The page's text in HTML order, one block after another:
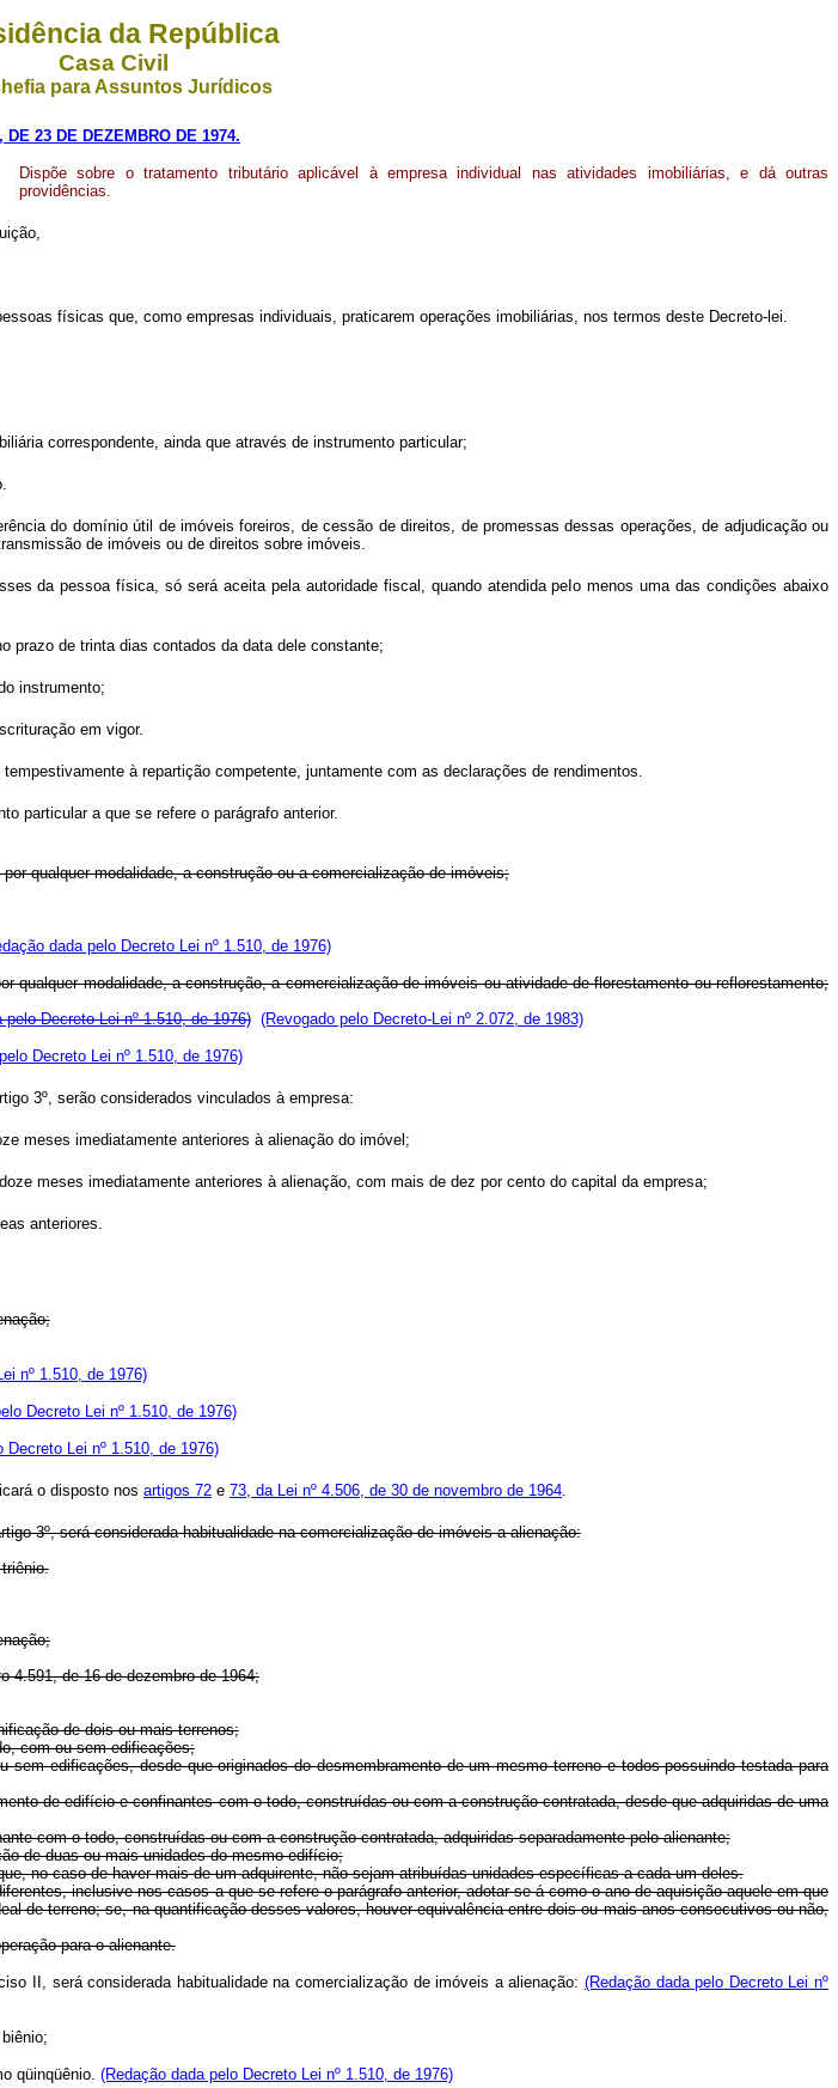
da República
Casa Civil
para Assuntos Jurídicos
DE 23 DE DEZEMBRO DE 1974.
Dispõe sobre o tratamento tributário aplicável à empresa individual nas atividades imobiliárias, e dá outras
providências.
físicas que, como empresas individuais, praticarem operações imobiliárias, nos termos deste Decreto-lei.
correspondente, ainda que através de instrumento particular;
do domínio útil de imóveis foreiros, de cessão de direitos, de promessas dessas operações, de adjudicação ou
de imóveis ou de direitos sobre imóveis.
da pessoa física, só será aceita pela autoridade fiscal, quando atendida peIo menos uma das condições abaixo
prazo de trinta dias contados da data dele constante;
instrumento;
em vigor.
à repartição competente, juntamente com as declarações de rendimentos.
particular a que se refere o parágrafo anterior.
qualquer modalidade, a construção ou a comercialização de imóveis;
dada pelo Decreto Lei nº 1.510, de 1976)
modalidade, a construção, a comercialização de imóveis ou atividade de florestamento ou reflorestamento;
pelo Decreto Lei nº 1.510, de 1976) (Revogado pelo Decreto-Lei nº 2.072, de 1983)
Decreto Lei nº 1.510, de 1976)
3º, serão considerados vinculados à empresa:
meses imediatamente anteriores à alienação do imóvel;
meses imediatamente anteriores à alienação, com mais de dez por cento do capital da empresa;
anteriores.
nº 1.510, de 1976)
Decreto Lei nº 1.510, de 1976)
Decreto Lei nº 1.510, de 1976)
o disposto nos artigos 72 e 73, da Lei nº 4.506, de 30 de novembro de 1964.
3º, será considerada habitualidade na comercialização de imóveis a alienação:
4.591, de 16 de dezembro de 1964;
de dois ou mais terrenos;
com ou sem edificações;
edificações, desde que originados do desmembramento de um mesmo terreno e todos possuindo testada para
de edifício e confinantes com o todo, construídas ou com a construção contratada, desde que adquiridas de uma
com o todo, construídas ou com a construção contratada, adquiridas separadamente pelo alienante;
de duas ou mais unidades do mesmo edifício;
no caso de haver mais de um adquirente, não sejam atribuídas unidades específicas a cada um deles.
inclusive nos casos a que se refere o parágrafo anterior, adotar-se-á como o ano de aquisição aquele em que
de terreno; se, na quantificação desses valores, houver equivalência entre dois ou mais anos consecutivos ou não,
para o alienante.
II, será considerada habitualidade na comercialização de imóveis a alienação:(Redação dada pelo Decreto Lei nº
qüinqüênio. (Redação dada pelo Decreto Lei nº 1.510, de 1976)